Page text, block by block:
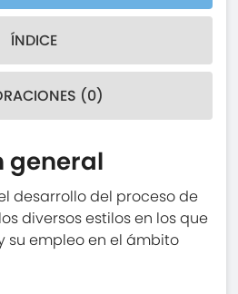
ÍNDICE
(0)
general
desarrollo del proceso de
diversos estilos en los que
su empleo en el ámbito